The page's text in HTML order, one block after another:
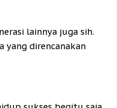
lainnya juga sih.
yang direncanakan